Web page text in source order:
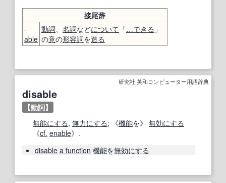
接尾辞
-
able
動詞、 名詞などについて 「…できる 」
の意の形容詞を造る
研究社 英和コンピューター用語辞典
disable
【動詞】
無能にする, 無力にする; 《機能を》 無効にする
《cf. enable》.
disable a function 機能を無効にする